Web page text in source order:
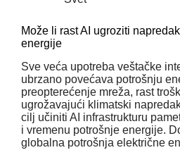
Može li rast AI ugroziti
energije
Sve veća upotreba veštačke
ubrzano povećava potrošnju
preopterećenje mreža, rast
ugrožavajući klimatski
cilj učiniti AI infrastrukturu
i vremenu potrošnje energije.
globalna potrošnja električne